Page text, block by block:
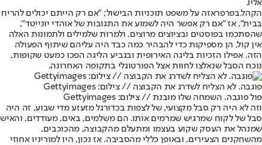
אליו.
הקהל.בפרפראזה על משפט תוכניות הבישול; "אם רק הייתם יכולים להריח
בבית", אז "אם רק אפשר היה לשמוע את התגובות של אוהדי יונייטד",
שהסתכמו בפוסטים ובציוצים מרוצים. ולמרות שלמילים ולתמונות האלה
אין קול, הן מספיקות כדי להבהיר כמה כבד היה עליהם שיתוף הפעולה
הזה. אפילו הזכיות בליגה האירופית ובגביע הליגה הפכו כמעט שקופות,
נוכח הסבל שנאלצו לחוות אצל הפורטוגלי בתקופה האחרונה.
פוגבה. לא הצליח לשדרג את הקבוצה // צילום: Gettyimages
פול פוגבה. השמחה שלו מובנת // צילום: Gettyimages
וזה לא היה רק סבל מקצועי, של לצפות בכדורגל מזעזע מדי שבוע, זה היה
סבל של לקוח שמרגיש שמרמים אותו. הם משלמים, באים, מעודדים, והאיש
שמנהל את העסק שקוע בעצמו ומתעלם מהקבוצה, מהכוכבים,
מהשחקנים הצעירים, ובאופן כללי מהסביבה. אז נכון, היו למוריניו אחוזי